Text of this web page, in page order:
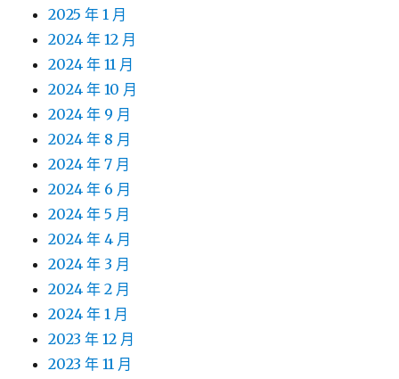
2025 年 1 月
2024 年 12 月
2024 年 11 月
2024 年 10 月
2024 年 9 月
2024 年 8 月
2024 年 7 月
2024 年 6 月
2024 年 5 月
2024 年 4 月
2024 年 3 月
2024 年 2 月
2024 年 1 月
2023 年 12 月
2023 年 11 月